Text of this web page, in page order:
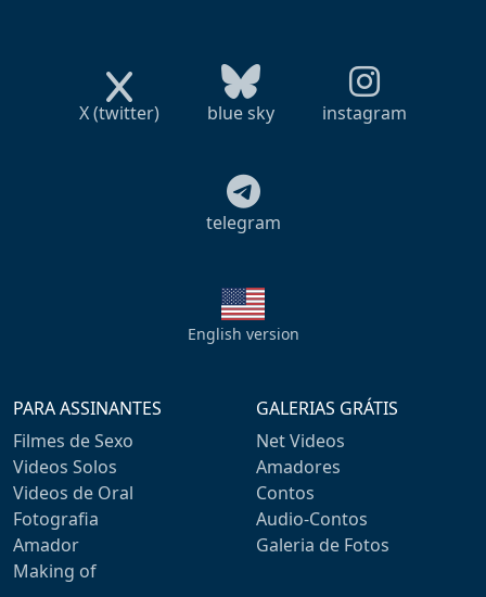
X (twitter) blue sky instagram
telegram
English version
PARA ASSINANTES
Filmes de Sexo
Videos Solos
Videos de Oral
Fotografia
Amador
Making of
GALERIAS GRÁTIS
Net Videos
Amadores
Contos
Audio-Contos
Galeria de Fotos